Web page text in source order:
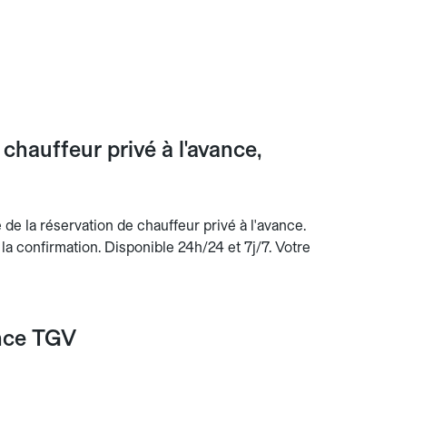
privé à l'avance,
la réservation de chauffeur privé à l'avance.
confirmation. Disponible 24h/24 et 7j/7. Votre
TGV